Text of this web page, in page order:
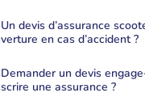
devis d’assurance
en cas d’accident ?
un devis
une assurance ?